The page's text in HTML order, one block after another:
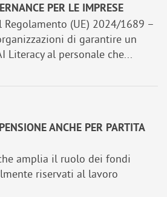
PER LE IMPRESE
(UE) 2024/1689 –
di garantire un
Literacy al personale che...
ANCHE PER PARTITA
amplia il ruolo dei fondi
riservati al lavoro